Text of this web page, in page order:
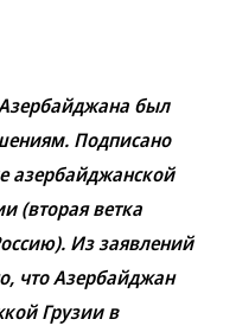
был
Подписано
азербайджанской
(вторая ветка
Из заявлений
что Азербайджан
Грузии в